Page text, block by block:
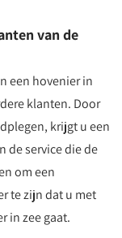
van de
een hovenier in
klanten. Door
krijgt u een
de service die de
om een
te zijn dat u met
in zee gaat.